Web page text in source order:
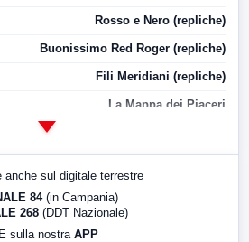
Rosso e Nero (repliche)
Buonissimo Red Roger (repliche)
Fili Meridiani (repliche)
La Mappa dei Piaceri
anche sul digitale terrestre
84 (in Campania)
268 (DDT Nazionale)
E sulla nostra APP